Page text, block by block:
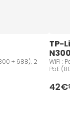
+ 688), 2
TP-
WiFi :
PoE
42€